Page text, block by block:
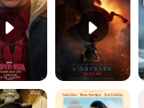
Les Matins merveilleux Bande-annonce VF